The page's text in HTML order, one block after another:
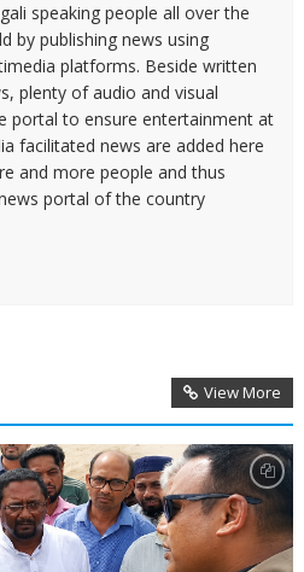
speaking people all over the
by publishing news using
platforms. Beside written
plenty of audio and visual
portal to ensure entertainment at
facilitated news are added here
and more people and thus
portal of the country
View More